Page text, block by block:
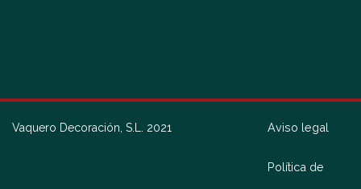
Vaquero Decoración, S.L. 2021 Aviso legal
Política de